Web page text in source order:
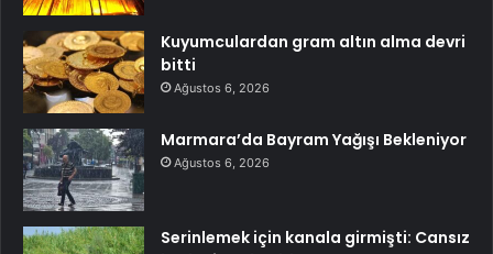
Kuyumculardan gram altın alma devri
bitti
Ağustos 6, 2026
Marmara’da Bayram Yağışı Bekleniyor
Ağustos 6, 2026
Serinlemek için kanala girmişti: Cansız